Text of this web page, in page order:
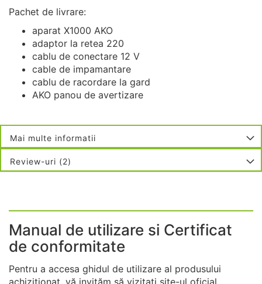
Pachet de livrare:
aparat X1000 AKO
adaptor la retea 220
cablu de conectare 12 V
cable de impamantare
cablu de racordare la gard
AKO panou de avertizare
Mai multe informatii
Review-uri 2
Manual de utilizare si Certificat
de conformitate
Pentru a accesa ghidul de utilizare al produsului